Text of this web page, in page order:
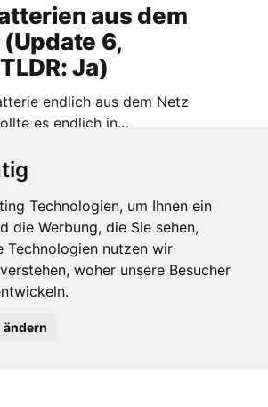
Technologien, um Ihnen ein
die Werbung, die Sie sehen,
Technologien nutzen wir
woher unsere Besucher
ändern
aus dem
6,
Ja)
endlich aus dem Netz
es endlich in